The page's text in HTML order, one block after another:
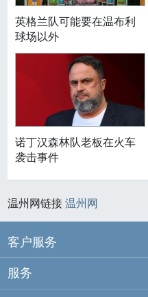
英格兰队可能要在温布利
球场以外
诺丁汉森林队老板在火车
袭击事件
温州网链接温州网
客户服务
服务